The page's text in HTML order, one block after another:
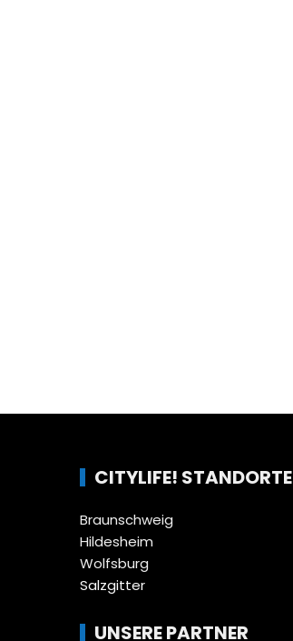
CITYLIFE! STANDORTE
Braunschweig
Hildesheim
Wolfsburg
Salzgitter
UNSERE PARTNER